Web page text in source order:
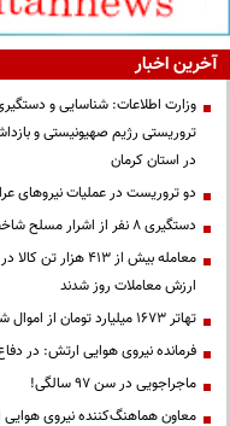
آخرین اخبار
در استان کرمان
دو تروریست در عملیات نیروهای
دستگیری ۸ نفر از اشرار مسلح شاخص و مرتبطین گروهک‌های تروریستی
معامله بیش از ۴۱۳
ارزش معاملات روز شدند
تهاتر ۱۶۷۳ میلیارد تومان از اموال شرکت‌های تراستی
فرمانده نیروی هوایی ارتش: در
ماجراجویی در سن ۹۷ سالگی!
معاون هماهنگ‌کننده نیروی